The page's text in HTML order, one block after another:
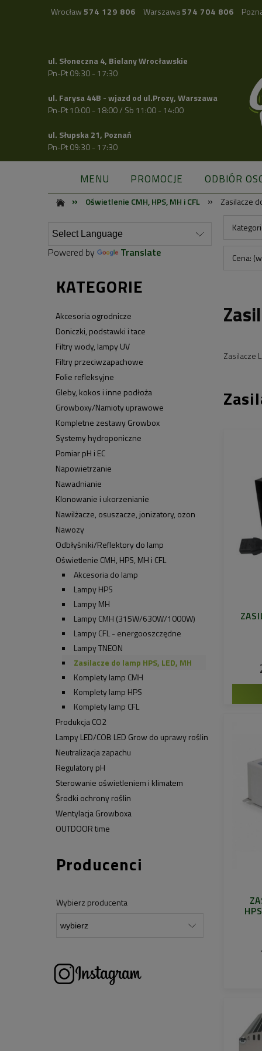
Wrocław 574 129 806 Warszawa574 704 806
ul. Słoneczna 4, Bielany Wrocławskie
Pn-Pt 09:30 - 17:30
ul. Farysa 44B - wjazd od ul.Prozy, Warszawa
Pn-Pt 10:00 - 18:00 / Sb 11:00 - 14:00
ul. Słupska 21, Poznań
Pn-Pt 09:30 - 17:30
MENU PROMOCJE
ODBIÓR
»
Oświetlenie CMH, HPS, MH i CFL » Zasilacze
Powered by Translate
KATEGORIE
Akcesoria ogrodnicze
Doniczki, podstawki i tace
Filtry wody, lampy UV
Filtry przeciwzapachowe
Folie refleksyjne
Gleby, kokos i inne podłoża
Growboxy/Namioty uprawowe
Kompletne zestawy Growbox
Systemy hydroponiczne
Pomiar pH i EC
Napowietrzanie
Nawadnianie
Klonowanie i ukorzenianie
Nawilżacze, osuszacze, jonizatory, ozon
Nawozy
Odbłyśniki/Reflektory do lamp
Oświetlenie CMH, HPS, MH i CFL
Akcesoria do lamp
Lampy HPS
Lampy MH
Lampy CMH (315W/630W/1000W)
Lampy CFL - energooszczędne
Lampy TNEON
Zasilacze do lamp HPS, LED, MH
Komplety lamp CMH
Komplety lamp HPS
Komplety lamp CFL
Produkcja CO2
Lampy LED/COB LED Grow do uprawy roślin
Neutralizacja zapachu
Regulatory pH
Sterowanie oświetleniem i klimatem
Środki ochrony roślin
Wentylacja Growboxa
OUTDOOR time
Producenci
Wybierz producenta
Cena:
Zasilacze